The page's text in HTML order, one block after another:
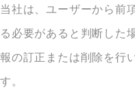
当社は、ユーザーから前
る必要があると判断した
報の訂正または削除を行
す。